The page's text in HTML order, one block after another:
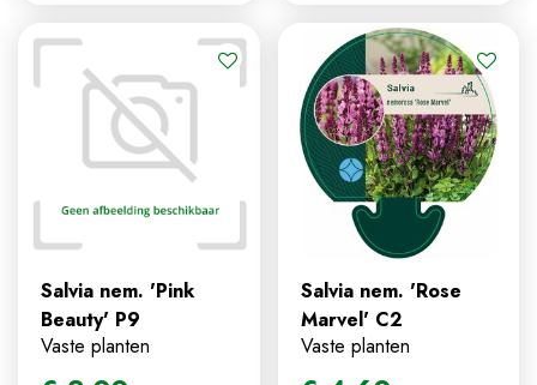
Salvia nem. 'Pink
Beauty' P9
Vaste planten
Salvia nem. 'Rose
Marvel' C2
Vaste planten